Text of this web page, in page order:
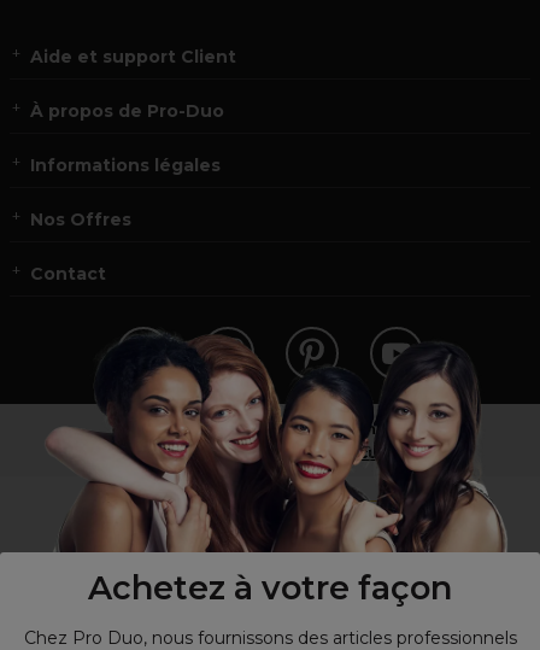
Achetez à votre façon
Chez Pro Duo, nous fournissons des articles professionnels
Aide et support Client
À propos de Pro-Duo
Informations légales
Nos Offres
Contact
Vous n’êtes pas un professionnel ?
Visitez notre site pour les particuliers!